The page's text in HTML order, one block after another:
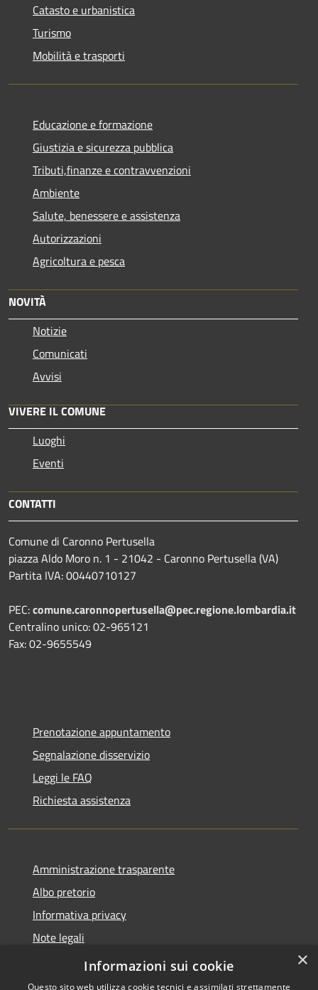
Catasto e urbanistica
Turismo
Mobilità e trasporti
Educazione e formazione
Giustizia e sicurezza pubblica
Tributi,finanze e contravvenzioni
Ambiente
Salute, benessere e assistenza
Autorizzazioni
Agricoltura e pesca
NOVITÀ
Notizie
Comunicati
Avvisi
VIVERE IL COMUNE
Luoghi
Eventi
CONTATTI
Comune di Caronno Pertusella
piazza Aldo Moro n. 1 - 21042 - Caronno Pertusella (VA)
Partita IVA: 00440710127
PEC:comune.caronnopertusella@pec.regione.lombardia.it
Centralino unico: 02-965121
Fax: 02-9655549
Prenotazione appuntamento
Segnalazione disservizio
Leggi le FAQ
Richiesta assistenza
Amministrazione trasparente
Albo pretorio
Informativa privacy
Note legali
Dichiarazione di accessibilità
×
Informazioni sui cookie
Questo sito web utilizza cookie tecnici e assimilati strettamente